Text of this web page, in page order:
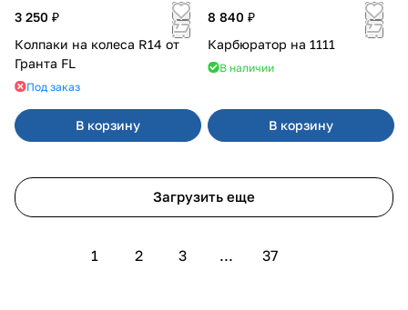
3 250 ₽
Колпаки на колеса R14 от
Гранта FL
Под заказ
В корзину
8 840 ₽
Карбюратор на 1111
В наличии
В корзину
Загрузить еще
1 2 3 ... 37